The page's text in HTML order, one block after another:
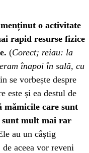
o activitate
rapid resurse fizice
(Corect; reiau: la
înapoi în sală, cu
se vorbește despre
este și ea destul de
mămicile care sunt
sunt mult mai rar
au un câștig
aceea vor reveni